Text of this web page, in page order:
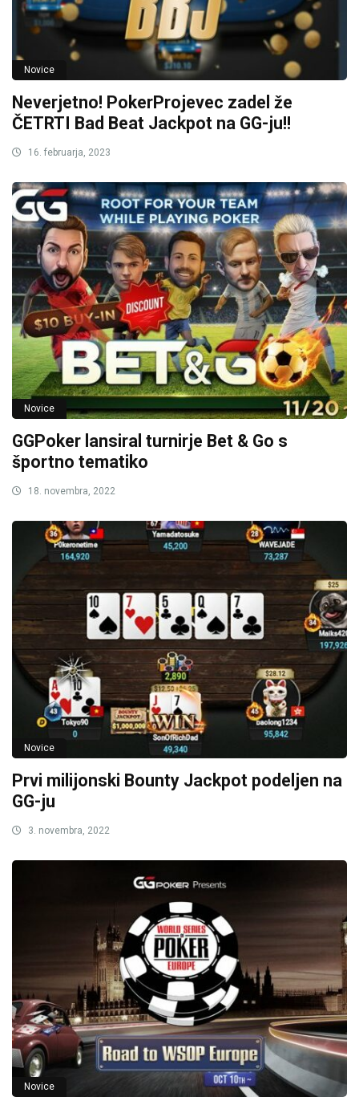
Novice
Neverjetno! PokerProjevec zadel že
ČETRTI Bad Beat Jackpot na GG-ju!!
16. februarja, 2023
Novice
GGPoker lansiral turnirje Bet & Go s
športno tematiko
18. novembra, 2022
Novice
Prvi milijonski Bounty Jackpot podeljen na
GG-ju
3. novembra, 2022
Novice